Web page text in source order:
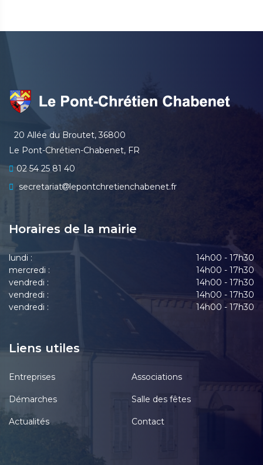
20 Allée du Broutet, 36800
Le Pont-Chrétien-Chabenet, FR
02 54 25 81 40
secretariat
lepontchretienchabenet.fr
Horaires de la mairie
lundi :
14h00 - 17h30
mercredi :
14h00 - 17h30
vendredi :
14h00 - 17h30
vendredi :
14h00 - 17h30
vendredi :
14h00 - 17h30
Liens utiles
Entreprises Associations
Démarches Salle des fêtes
Actualités Contact